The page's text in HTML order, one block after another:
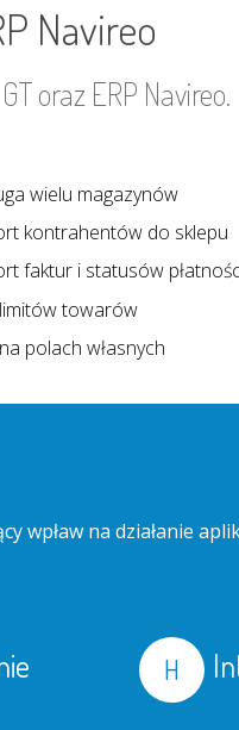
Navireo
oraz ERP Navireo.
wielu magazynów
kontrahentów do sklepu
faktur i statusów
towarów
polach własnych
wpław na działanie